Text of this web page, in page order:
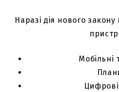
Наразі дія нового
Мобільні